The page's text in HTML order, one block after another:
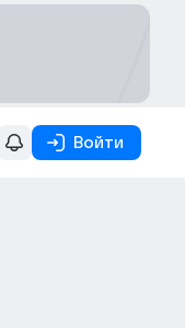
Войти